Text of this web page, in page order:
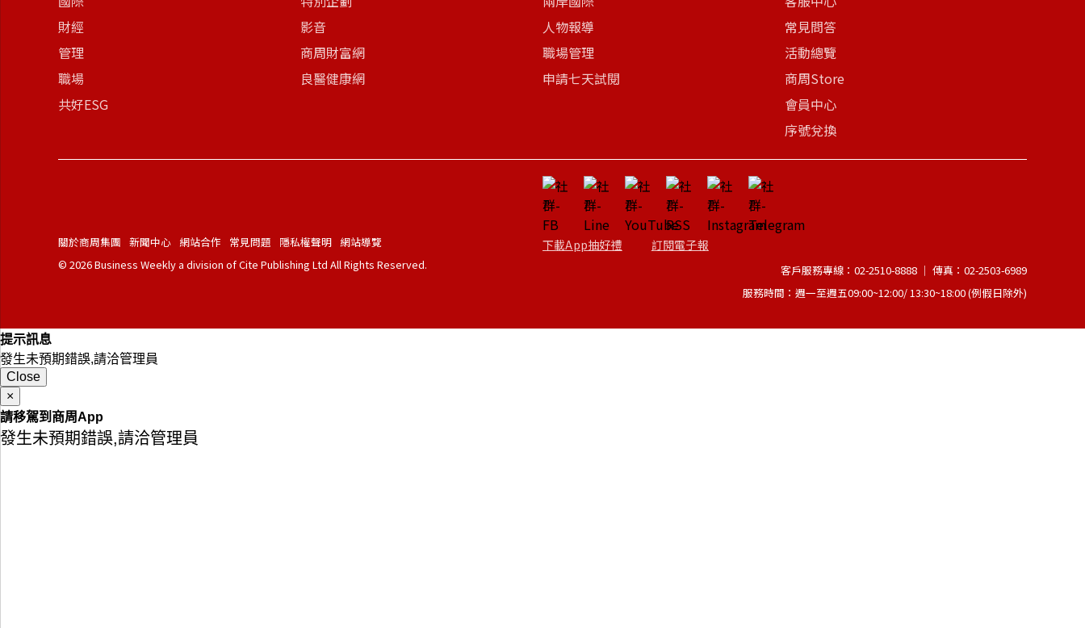
財經
管理
職場
共好ESG
影音
商周財富網
良醫健康網
人物報導
職場管理
申請七天試閱
常見問答
活動總覽
商周Store
會員中心
序號兌換
關於商周集團 新聞中心 網站合作 常見問題 隱私權聲明 網站導覽
© 2026 Business Weekly a division of Cite Publishing Ltd All Rights Reserved.
下載App抽好禮 訂閱電子報
客戶服務專線：02-2510-8888 │ 傳真：02-2503-6989
服務時間：週一至週五09:00~12:00/ 13:30~18:00 (例假日除外)
提示訊息
發生未預期錯誤,請洽管理員
Close
×
請移駕到商周App
發生未預期錯誤,請洽管理員